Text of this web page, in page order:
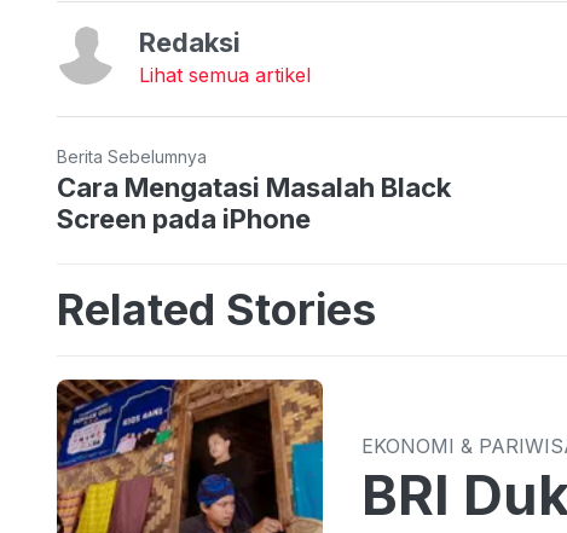
Redaksi
Lihat semua artikel
Berita Sebelumnya
Cara Mengatasi Masalah Black
Screen pada iPhone
Related Stories
EKONOMI &
BRI